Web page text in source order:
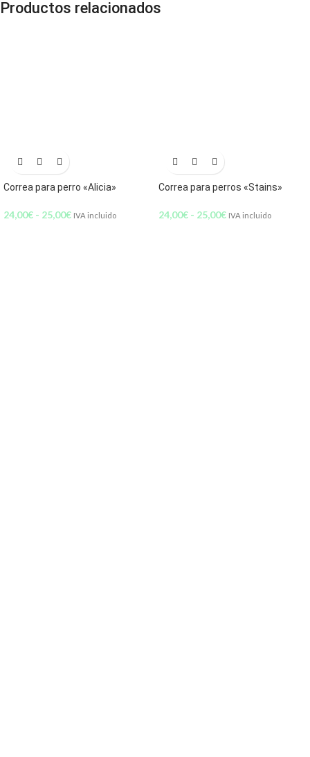
Productos relacionados
Correa para perro «Alicia»
24,00€ - 25,00€ IVA incluido
Correa para perros «Stains»
24,00€ - 25,00€ IVA incluido